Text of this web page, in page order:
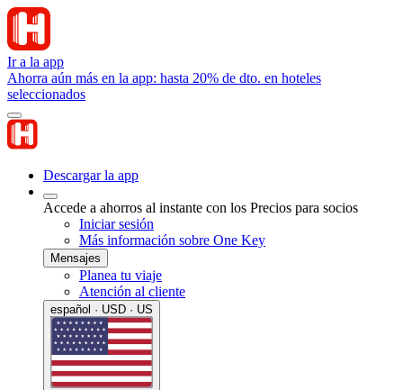
Ir a la app
Ahorra aún más en la app: hasta 20% de dto. en hoteles
seleccionados
Descargar la app
Accede a ahorros al instante con los Precios para socios
Iniciar sesión
Más información sobre One Key
Mensajes
Planea tu viaje
Atención al cliente
español · USD · US